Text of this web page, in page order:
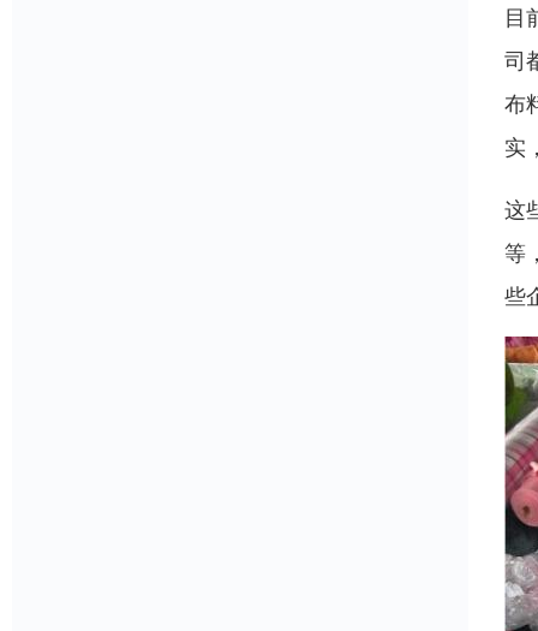
目
司
布
实
这
等
些